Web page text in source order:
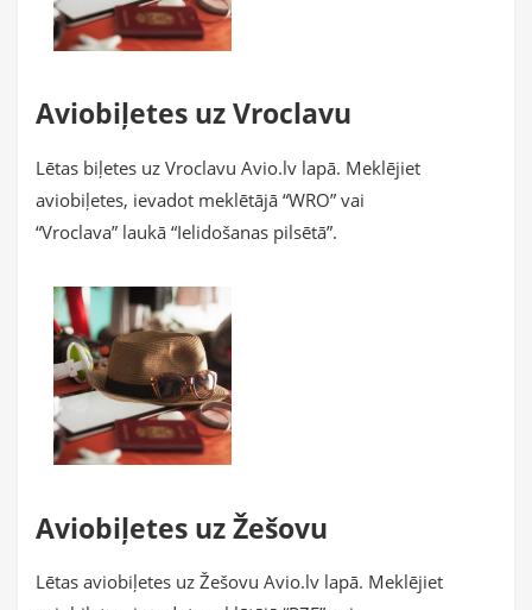
Aviobiļetes uz Vroclavu
Lētas biļetes uz Vroclavu Avio.lv lapā. Meklējiet
aviobiļetes, ievadot meklētājā “WRO” vai
“Vroclava” laukā “Ielidošanas pilsētā”.
Aviobiļetes uz Žešovu
Lētas aviobiļetes uz Žešovu Avio.lv lapā. Meklējiet